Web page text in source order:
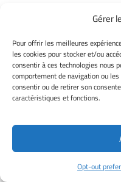
Gérer
Pour offrir les meilleures
les cookies pour stocker et/ou
consentir à ces technologies nous
comportement de navigation ou
consentir ou de retirer son
caractéristiques et fonctions.
Opt-out
finalité de la relation à
Considérons donc que
et mettent en œuvre un
part d’ambition
professions de
social, de la santé, de
effet, penser une œuvre,
l’exposer, la diffuser, la
conception-création,